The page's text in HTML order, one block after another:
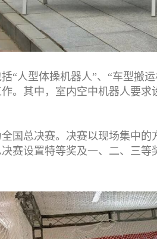
“人型体操机器人”、“车型搬
。其中，室内空中机器人要
国总决赛。决赛以现场集中
赛设置特等奖及一、二、三等